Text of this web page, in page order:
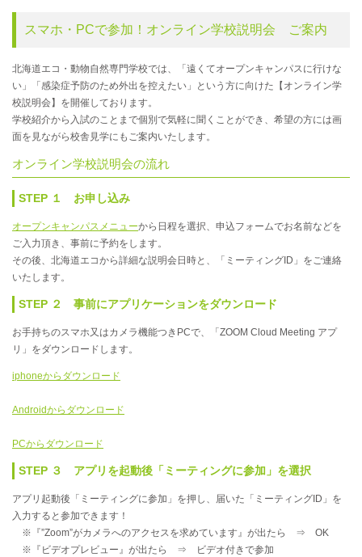
スマホ・PCで参加！オンライン学校説明会 ご案内
北海道エコ・動物自然専門学校では、「遠くてオープンキャンパスに行けな
い」「感染症予防のため外出を控えたい」という方に向けた【オンライン学
校説明会】を開催しております。
学校紹介から入試のことまで個別で気軽に聞くことができ、希望の方には画
面を見ながら校舎見学にもご案内いたします。
オンライン学校説明会の流れ
STEP １ お申し込み
オープンキャンパスメニューから日程を選択、申込フォームでお名前などを
ご入力頂き、事前に予約をします。
その後、北海道エコから詳細な説明会日時と、「ミーティングID」をご連絡
いたします。
STEP ２ 事前にアプリケーションをダウンロード
お手持ちのスマホ又はカメラ機能つきPCで、「ZOOM Cloud Meeting アプ
リ」をダウンロードします。
iphoneからダウンロード
Androidからダウンロード
PCからダウンロード
STEP ３ アプリを起動後「ミーティングに参加」を選択
アプリ起動後「ミーティングに参加」を押し、届いた「ミーティングID」を
入力すると参加できます！
※『”Zoom”がカメラへのアクセスを求めています』が出たら ⇒ OK
※『ビデオプレビュー』が出たら ⇒ ビデオ付きで参加